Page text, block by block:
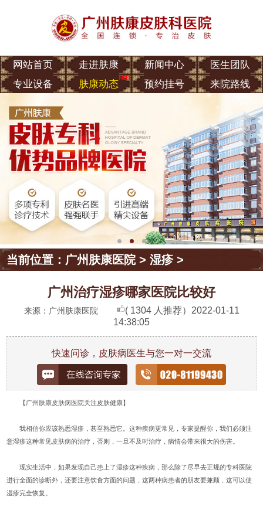
网站首页 走进肤康 新闻中心
医生团队
专业设备
肤康动态 预约挂号 来院路线
当前位置： 广州肤康医院>湿疹>
广州治疗湿疹哪家医院比较好
来源：广州肤康医院 ( 1304 人推荐） 2022-01-11
14:38:05
快速问诊，皮肤病医生与您一对一交流
【广州肤康皮肤病医院关注皮肤健康】
我相信你应该熟悉湿疹，甚至熟悉它。这种疾病更常见，专家提醒你，我们必须注
意湿疹这种常见皮肤病的治疗，否则，一旦不及时治疗，病情会带来很大的伤害。
现实生活中，如果发现自己患上了湿疹这种疾病，那么除了尽早去正规的专科医院
进行全面的诊断外，还要注意饮食方面的问题，这两种病患者的朋友要兼顾，这可以使
湿疹完全恢复。